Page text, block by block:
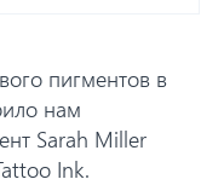
пигментов в
нам
Sarah Miller
Ink.